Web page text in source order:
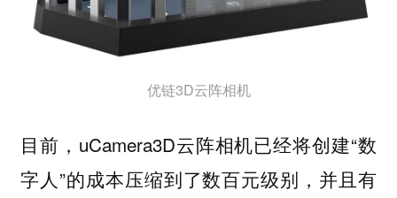
优链3D云阵相机
目前，uCamera3D云阵相机已经将创建“数
字人”的成本压缩到了数百元级别，并且有